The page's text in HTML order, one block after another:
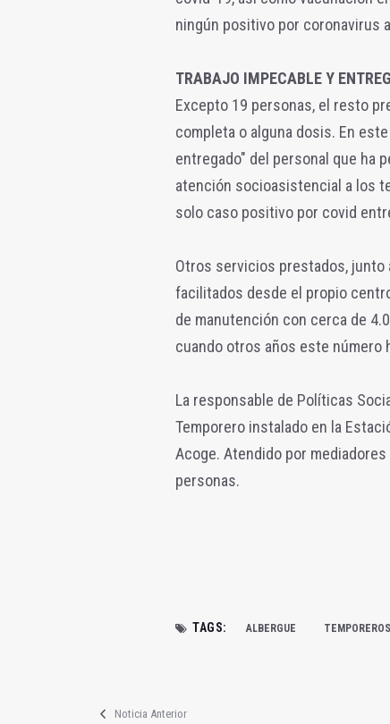
ningún positivo por coronavirus
TRABAJO IMPECABLE Y
Excepto 19 personas, el resto
completa o alguna dosis. En
entregado" del personal que ha
atención socioasistencial a los
solo caso positivo por covid
Otros servicios prestados, junto
facilitados desde el propio
de manutención con cerca de
cuando otros años este número
La responsable de Políticas
Temporero instalado en la
Acoge. Atendido por
personas.
TAGS: ALBERGUE TEMPOREROS
Noticia Anterior